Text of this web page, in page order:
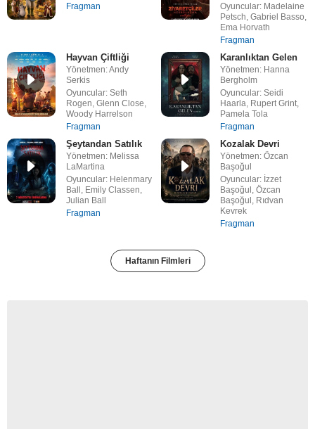
Fragman
Oyuncular: Madelaine
Petsch, Gabriel Basso,
Ema Horvath
Fragman
Hayvan Çiftliği
Yönetmen: Andy
Serkis
Oyuncular: Seth
Rogen, Glenn Close,
Woody Harrelson
Fragman
Karanlıktan Gelen
Yönetmen: Hanna
Bergholm
Oyuncular: Seidi
Haarla, Rupert Grint,
Pamela Tola
Fragman
Şeytandan Satılık
Yönetmen: Melissa
LaMartina
Oyuncular: Helenmary
Ball, Emily Classen,
Julian Ball
Fragman
Kozalak Devri
Yönetmen: Özcan
Başoğul
Oyuncular: İzzet
Başoğul, Özcan
Başoğul, Rıdvan
Kevrek
Fragman
Haftanın Filmleri